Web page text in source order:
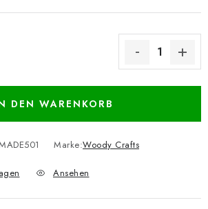
DEN WARENKORB
Marke:Woody Crafts
Ansehen